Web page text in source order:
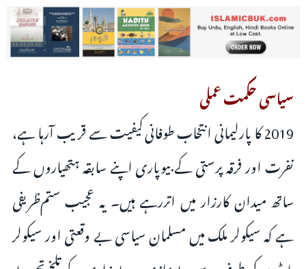
سیاسی حکمت عملی
2019 کا پارلیمانی انتخاب طوفانی کیفیت سے قریب آرہا ہے،
نفرت اور فرقہ پرستی کے بیوپاری اپنے سابقہ ہتھیاروں کے
ساتھ میدان کارزار میں اتررہے ہیں۔ یہ عجیب ستم‌ظریفی
ہے کہ سیکولر ملک میں مسلمان سیاسی بے وقعتی اور سیکولر